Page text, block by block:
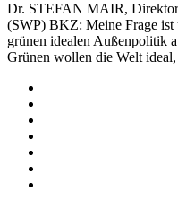
Dr. STEFAN MAIR, Direktor
(SWP) BKZ: Meine Frage ist
grünen idealen Außenpolitik
Grünen wollen die Welt ideal,